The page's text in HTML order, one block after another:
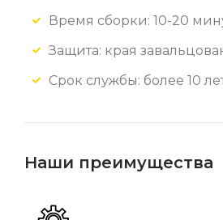
Время сборки: 10-20
Защита: края
Срок службы: более 10
Наши преимущества